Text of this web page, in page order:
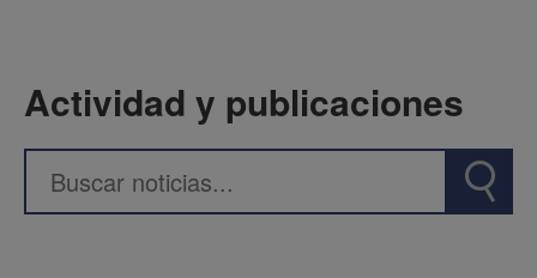
Actividad y publicaciones